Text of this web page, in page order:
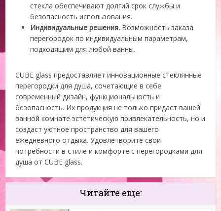
стекла обеспечивают долгий срок службы и
безопасность использования.
Индивидуальные решения. Возможность заказа
перегородок по индивидуальным параметрам,
подходящим для любой ванны.
CUBE glass предоставляет инновационные стеклянные
перегородки для душа, сочетающие в себе
современный дизайн, функциональность и
безопасность. Их продукция не только придаст вашей
ванной комнате эстетическую привлекательность, но и
создаст уютное пространство для вашего
ежедневного отдыха. Удовлетворите свои
потребности в стиле и комфорте с перегородками для
душа от CUBE glass.
Читайте еще: